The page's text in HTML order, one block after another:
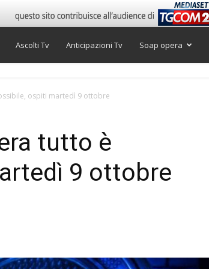
Ascolti Tv Anticipazioni Tv Soap opera
ospiti martedì 9 ottobre
tutto è
9 ottobre